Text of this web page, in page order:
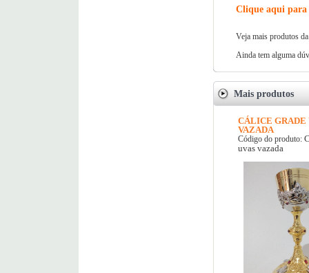
Clique aqui para
Veja mais produtos
Ainda tem alguma
Mais produtos
CÁLICE GRADE
VAZADA
Código do produto:
uvas vazada